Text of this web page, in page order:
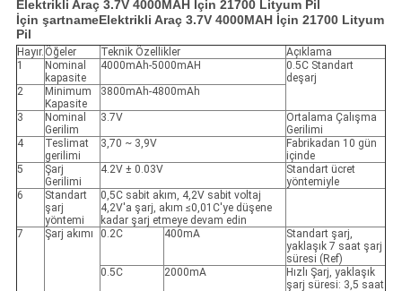
Elektrikli Araç 3.7V 4000MAH İçin 21700 Lityum Pil
İçin şartnameElektrikli Araç 3.7V 4000MAH İçin 21700 Lityum
Pil
Hayır. Öğeler Teknik Özellikler
Açıklama
1
Nominal
kapasite
4000mAh-5000mAH
0.5C Standart
deşarj
2
Minimum
Kapasite
3800mAh-4800mAh
3
Nominal
Gerilim
3.7V
Ortalama Çalışma
Gerilimi
4
Teslimat
gerilimi
3,70 ~ 3,9V
Fabrikadan 10 gün
içinde
5
Şarj
Gerilimi
4.2V ± 0.03V
Standart ücret
yöntemiyle
6
Standart
şarj
yöntemi
0,5C sabit akım, 4,2V sabit voltaj
4,2V'a şarj, akım ≤0,01C'ye düşene
kadar şarj etmeye devam edin
7
Şarj akımı 0.2C 400mA
Standart şarj,
yaklaşık 7 saat şarj
süresi (Ref)
0.5C
2000mA
Hızlı Şarj, yaklaşık
şarj süresi: 3,5 saat